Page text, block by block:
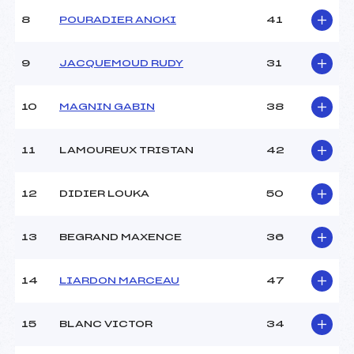
8 POURADIER ANOKI 41
9 JACQUEMOUD RUDY 31
10 MAGNIN GABIN 38
11 LAMOUREUX TRISTAN 42
12 DIDIER LOUKA 50
13 BEGRAND MAXENCE 36
14 LIARDON MARCEAU 47
15 BLANC VICTOR 34